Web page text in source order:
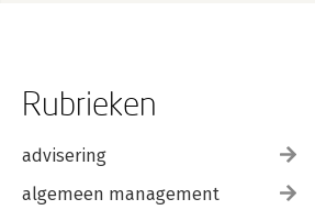
Rubrieken
advisering
algemeen management